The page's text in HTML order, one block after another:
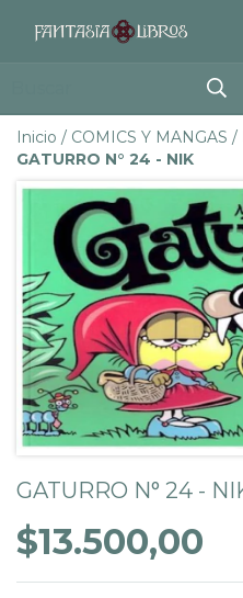
Inicio / COMICS Y MANGAS /
GATURRO N° 24 - NIK
GATURRO N° 24 -
$13.500,00